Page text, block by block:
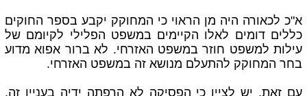
א"כ לכאורה היה מן הראוי כי המחוקק יקבע בספר החוקים
כללים דומים לאלו הקיימים במשפט הפלילי לקיומם של
עילות למשפט חוזר במשפט האזרחי. לא ברור אפוא מדוע
בחר המחוקק להתעלם מנושא זה במשפט האזרחי.
עם זאת, יש לציין כי הפסיקה לא הרפתה ידיה בעניין זה,